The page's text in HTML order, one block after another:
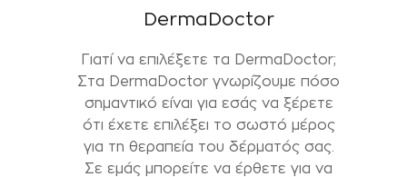
DermaDoctor
Γιατί να επιλέξετε τα DermaDoctor;
Στα DermaDoctor γνωρίζουμε πόσο
σημαντικό είναι για εσάς να ξέρετε
ότι έχετε επιλέξει το σωστό μέρος
για τη θεραπεία του δέρματός σας.
Σε εμάς μπορείτε να έρθετε για να